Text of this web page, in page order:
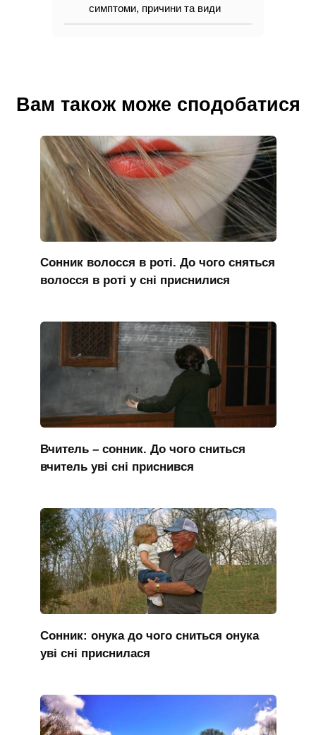
симптоми, причини та види
Вам також може сподобатися
Сонник волосся в роті. До чого сняться
волосся в роті у сні приснилися
Вчитель – сонник. До чого сниться
вчитель уві сні приснився
Сонник: онука до чого сниться онука
уві сні приснилася